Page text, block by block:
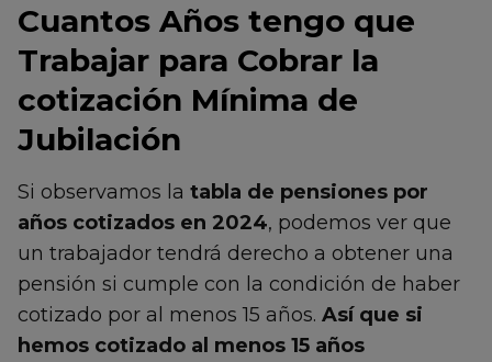
Cuantos Años tengo que
Trabajar para Cobrar la
cotización Mínima de
Jubilación
Si observamos la tabla de pensiones por
años cotizados en 2024, podemos ver que
un trabajador tendrá derecho a obtener una
pensión si cumple con la condición de haber
cotizado por al menos 15 años. Así que si
hemos cotizado al menos 15 años